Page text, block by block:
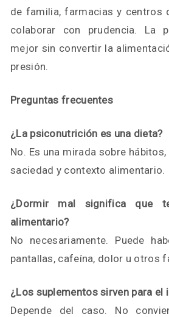
de familia, farmacias y centros
colaborar con prudencia. La
mejor sin convertir la
presión.
Preguntas frecuentes
¿La psiconutrición es una dieta?
No. Es una mirada sobre
saciedad y contexto alimentario.
¿Dormir mal significa que
alimentario?
No necesariamente. Puede
pantallas, cafeína, dolor u otros
¿Los suplementos sirven para el
Depende del caso. No